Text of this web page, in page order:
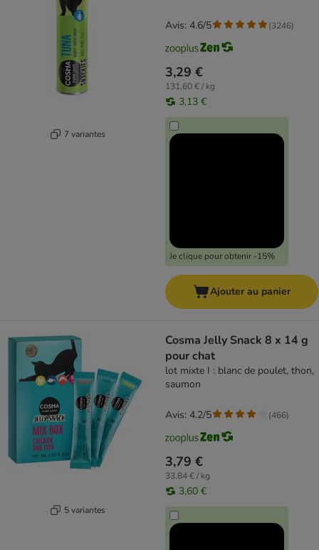
7 variantes
3,29 €
131,60 € / kg
3,13 €
Je clique pour obtenir -15%
Avis: 4.6/5 (3246)
Ajouter au panier
5 variantes
Cosma Jelly Snack 8 x 14 g
pour chat
lot mixte I : blanc de poulet, thon,
saumon
3,79 €
33,84 € / kg
3,60 €
Avis: 4.2/5 (466)